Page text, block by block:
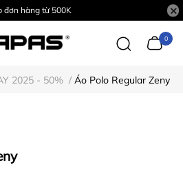
đơn hàng từ 500K
0
2025 - 50% / Áo Polo Regular Zeny